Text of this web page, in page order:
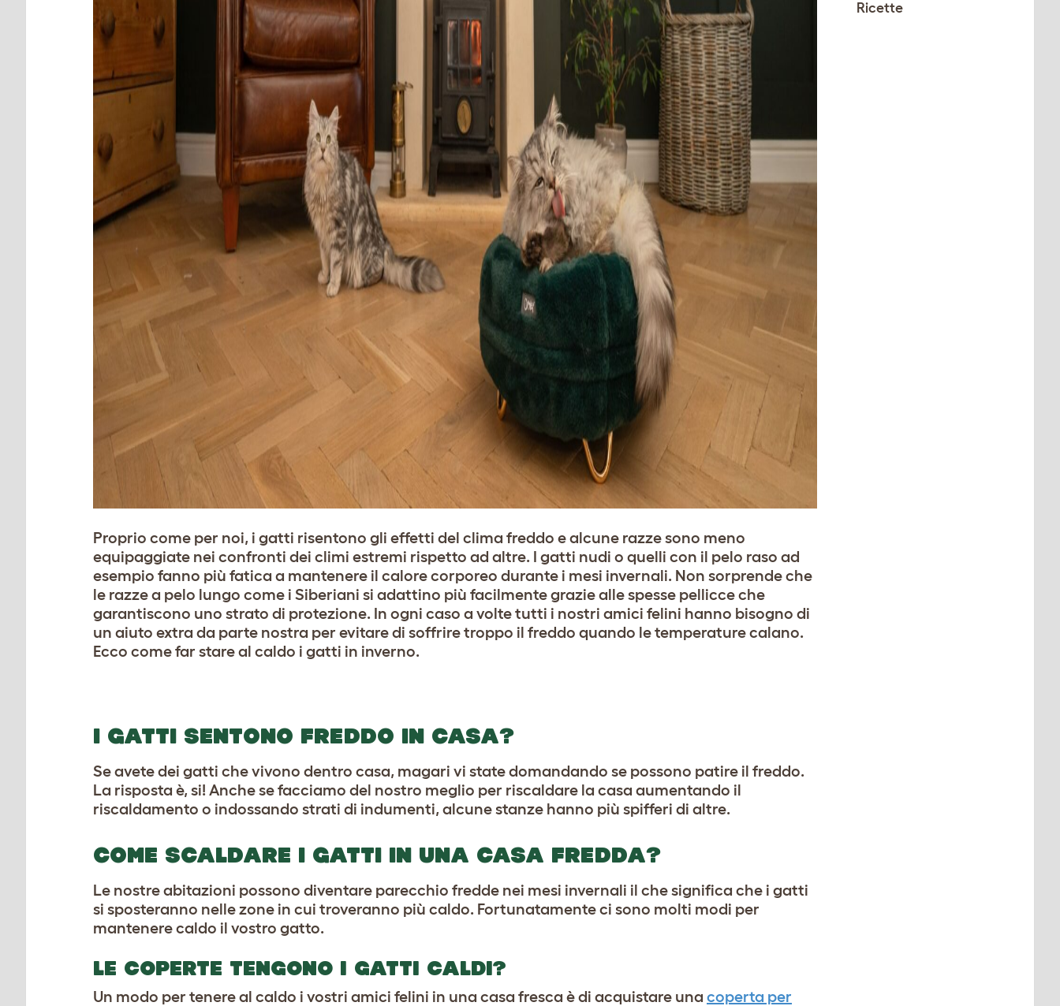
Proprio come per noi, i gatti risentono gli effetti del clima freddo e alcune razze sono meno
equipaggiate nei confronti dei climi estremi rispetto ad altre. I gatti nudi o quelli con il pelo raso ad
esempio fanno più fatica a mantenere il calore corporeo durante i mesi invernali. Non sorprende che
le razze a pelo lungo come i Siberiani si adattino più facilmente grazie alle spesse pellicce che
garantiscono uno strato di protezione. In ogni caso a volte tutti i nostri amici felini hanno bisogno di
un aiuto extra da parte nostra per evitare di soffrire troppo il freddo quando le temperature calano.
Ecco come far stare al caldo i gatti in inverno.
I GATTI SENTONO FREDDO IN CASA?
Se avete dei gatti che vivono dentro casa, magari vi state domandando se possono patire il freddo.
La risposta è, si! Anche se facciamo del nostro meglio per riscaldare la casa aumentando il
riscaldamento o indossando strati di indumenti, alcune stanze hanno più spifferi di altre.
COME SCALDARE I GATTI IN UNA CASA FREDDA?
Le nostre abitazioni possono diventare parecchio fredde nei mesi invernali il che significa che i gatti
si sposteranno nelle zone in cui troveranno più caldo. Fortunatamente ci sono molti modi per
mantenere caldo il vostro gatto.
LE COPERTE TENGONO I GATTI CALDI?
Un modo per tenere al caldo i vostri amici felini in una casa fresca è di acquistare una coperta per
Ricette